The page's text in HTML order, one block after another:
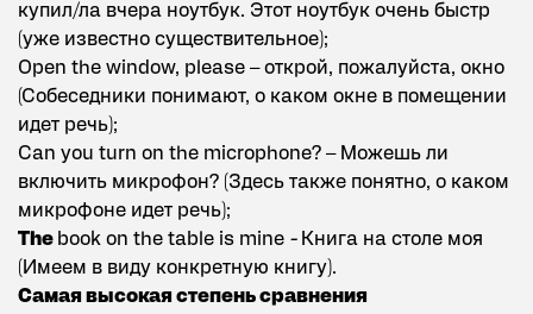
купил/ла вчера ноутбук. Этот ноутбук очень быстр
(уже известно существительное);
Open the window, please – открой, пожалуйста, окно
(Собеседники понимают, о каком окне в помещении
идет речь);
Can you turn on the microphone? – Можешь ли
включить микрофон? (Здесь также понятно, о каком
микрофоне идет речь);
The book on the table is mine - Книга на столе моя
(Имеем в виду конкретную книгу).
Самая высокая степень сравнения